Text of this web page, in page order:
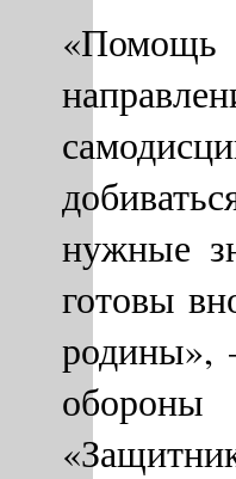
«Помощь
нужные
готовы
родины»,